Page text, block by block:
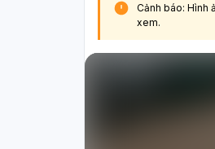
Cảnh báo: Hình
xem.